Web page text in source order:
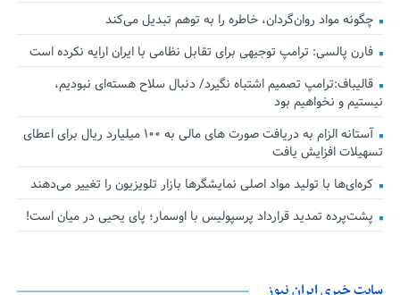
چگونه مواد روان‌گردان، خاطره را به توهم تبدیل می‌کند
فارن پالسی: ترامپ توجیهی برای تقابل نظامی با ایران ارایه نکرده است
قالیباف:ترامپ تصمیم اشتباه نگیرد/ دنبال سلاح هسته‌ای نبودیم،
نیستیم و نخواهیم بود
آستانه الزام به دریافت صورت های مالی به ۱۰۰ میلیارد ریال برای اعطای
تسهیلات افزایش یافت
کره‌ای‌ها با تولید مواد اصلی نمایشگرها بازار تلویزیون را تغییر می‌دهند
پشت‌پرده تمدید قرارداد پرسپولیس با اوسمار؛ پای یحیی در میان است!